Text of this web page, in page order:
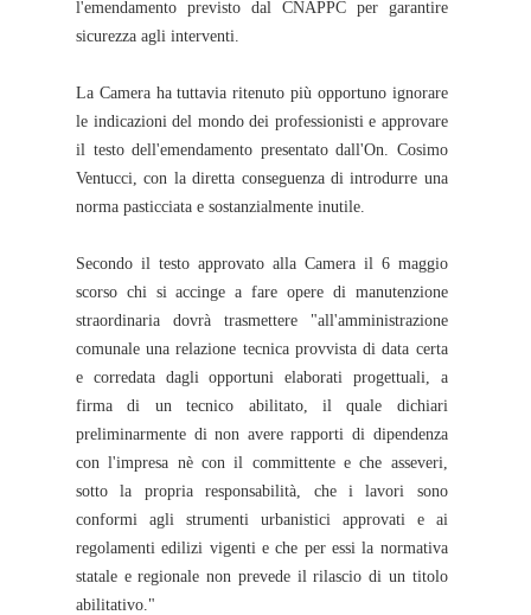
l'emendamento previsto dal CNAPPC per garantire
sicurezza agli interventi.
La Camera ha tuttavia ritenuto più opportuno ignorare
le indicazioni del mondo dei professionisti e approvare
il testo dell'emendamento presentato dall'On. Cosimo
Ventucci, con la diretta conseguenza di introdurre una
norma pasticciata e sostanzialmente inutile.
Secondo il testo approvato alla Camera il 6 maggio
scorso chi si accinge a fare opere di manutenzione
straordinaria dovrà trasmettere "all'amministrazione
comunale una relazione tecnica provvista di data certa
e corredata dagli opportuni elaborati progettuali, a
firma di un tecnico abilitato, il quale dichiari
preliminarmente di non avere rapporti di dipendenza
con l'impresa nè con il committente e che asseveri,
sotto la propria responsabilità, che i lavori sono
conformi agli strumenti urbanistici approvati e ai
regolamenti edilizi vigenti e che per essi la normativa
statale e regionale non prevede il rilascio di un titolo
abilitativo."